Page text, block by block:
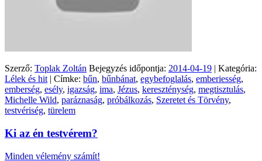
Szerző: Toplak Zoltán Bejegyzés időpontja: 2014-04-19 | Kategória:
Lélek és hit | Címke: bűn, bűnbánat, egybefoglalás, emberiesség,
emberség, esély, igazság, ima, Jézus, kereszténység, megtisztulás,
Michelle Wild, paráznaság, próbálkozás, Szeretet és Törvény,
testvériség, türelem
Ki az én testvérem?
Minden vélemény számít!